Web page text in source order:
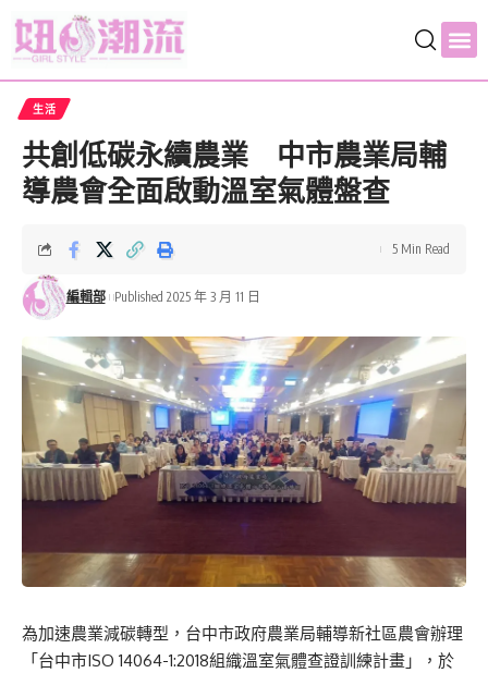
生活
共創低碳永續農業 中市農業局輔
導農會全面啟動溫室氣體盤查
編輯部 Published 2025 年 3 月 11 日
5 Min Read
為加速農業減碳轉型，台中市政府農業局輔導新社區農會辦理
「台中市ISO 14064-1:2018組織溫室氣體查證訓練計畫」，於